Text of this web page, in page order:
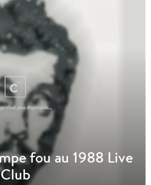
Lire l'article
fou au 1988 Live
Club